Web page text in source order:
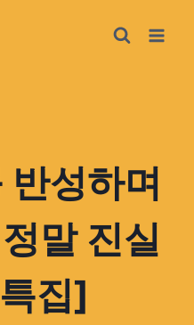
성하며
말 진실
집]